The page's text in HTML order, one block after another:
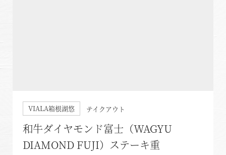
VIALA箱根湖悠 テイクアウト
和牛ダイヤモンド富士（WAGYU
DIAMOND FUJI）ステーキ重